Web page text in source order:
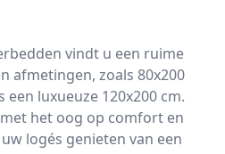
vindt u een ruime
afmetingen, zoals 80x200
een luxueuze 120x200 cm.
het oog op comfort en
logés genieten van een